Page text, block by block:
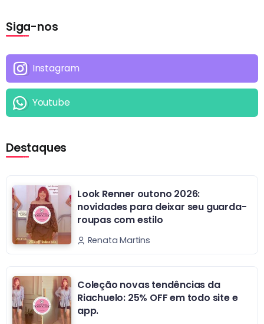
Siga-nos
Instagram
Youtube
Destaques
Look Renner outono 2026:
novidades para deixar seu guarda-
roupas com estilo
Renata Martins
Coleção novas tendências da
Riachuelo: 25% OFF em todo site e
app.